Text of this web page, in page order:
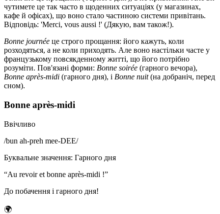
чутимете це так часто в щоденних ситуаціях (у магазинах,
кафе й офісах), що воно стало частиною системи привітань.
Відповідь: 'Merci, vous aussi !' (Дякую, вам також!).
Bonne journée це строго прощання: його кажуть, коли
розходяться, а не коли приходять. Але воно настільки часте у
французькому повсякденному житті, що його потрібно
розуміти. Пов'язані форми: Bonne soirée (гарного вечора),
Bonne après-midi (гарного дня), і Bonne nuit(на добраніч, перед
сном).
Bonne après-midi
Ввічливо
/bun ah-preh mee-DEE/
Буквальне значення: Гарного дня
“Au revoir et bonne après-midi !”
До побачення і гарного дня!
🌍